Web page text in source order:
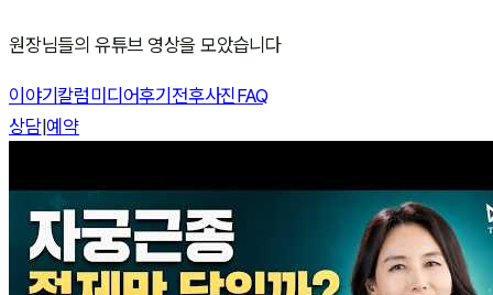
원장님들의 유튜브 영상을 모았습니다
이야기 칼럼미디어후기 전후사진FAQ
상담|예약